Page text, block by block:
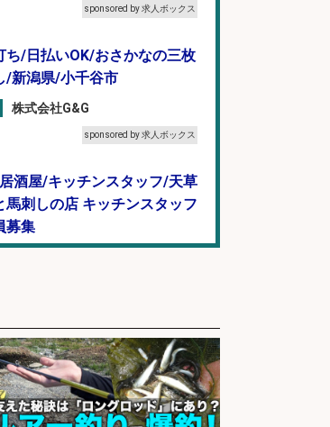
sponsored by 求人ボックス
ち/日払いOK/おさかなの三枚
/新潟県/小千谷市
株式会社G&G
sponsored by 求人ボックス
酒屋/キッチンスタッフ/天草
馬刺しの店 キッチンスタッフ
募集
青果・鮮魚販売/「志布志
時給1,150円〜」志布志市で
カットや商品の陳列業務/時
る×未経験歓迎×残業少なめ/